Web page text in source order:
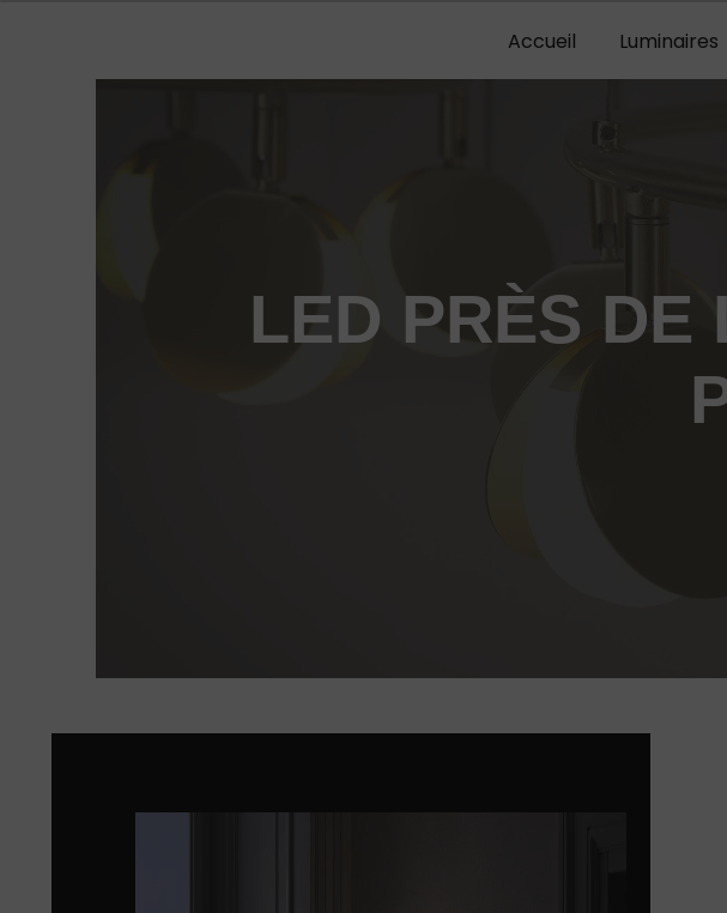
Accueil Luminaires
LED PRÈS DE